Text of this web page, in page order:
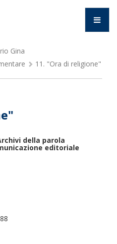
Gina
11. "Ora di religione"
della parola
editoriale